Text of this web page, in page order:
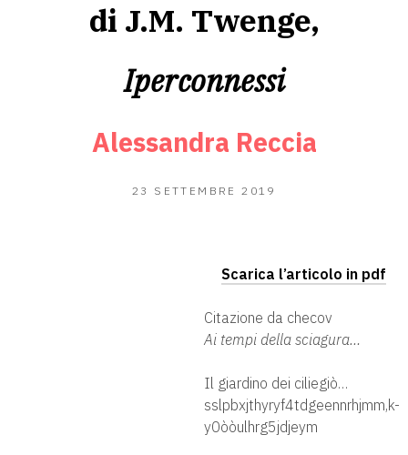
di J.M. Twenge,
Iperconnessi
Alessandra Reccia
23 SETTEMBRE 2019
Scarica l’articolo in pdf
Citazione da checov
Ai tempi della sciagura…
Il giardino dei ciliegiò…
sslpbxjthyryf4tdgeennrhjmm,k-
y0òòulhrg5jdjeym